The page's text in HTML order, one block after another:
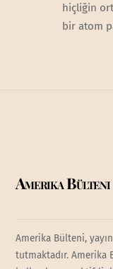
hiçliğin
bir atom
Amerika Bülteni
Amerika Bülteni,
tutmaktadır. Amerika